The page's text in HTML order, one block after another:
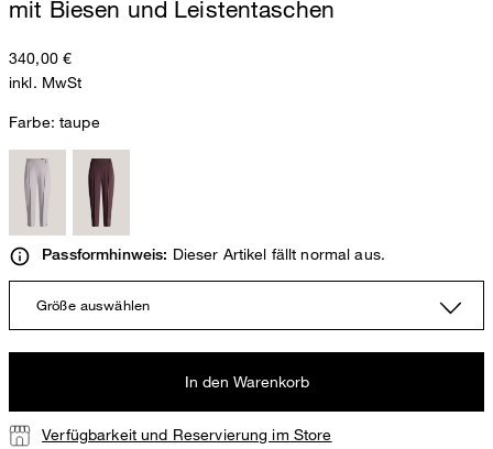
mit Biesen und Leistentaschen
340,00 €
inkl. MwSt
Farbe: taupe
Passformhinweis: Dieser Artikel fällt normal aus.
Größe auswählen
In den Warenkorb
Verfügbarkeit und Reservierung im Store